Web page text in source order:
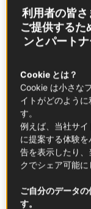
その美味し
きるお肉の
す！
利用者の皆
ご提供するた
ンとパート
Cookie とは？
Cookie は小さな
イトがどのよう
す。
例えば、当社サ
に提案する体験
告を表示したり
クでシェア可能に
ご自分のデータ
す。